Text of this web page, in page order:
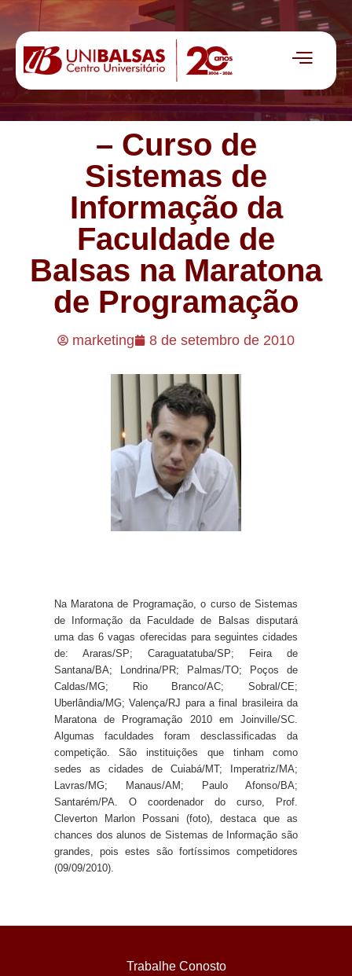
– Curso de
Sistemas de
Informação da
Faculdade de
Balsas na Maratona
de Programação
marketing 8 de setembro de 2010
Na Maratona de Programação, o curso de Sistemas
de Informação da Faculdade de Balsas disputará
uma das 6 vagas oferecidas para seguintes cidades
de: Araras/SP; Caraguatatuba/SP; Feira de
Santana/BA; Londrina/PR; Palmas/TO; Poços de
Caldas/MG; Rio Branco/AC; Sobral/CE;
Uberlândia/MG; Valença/RJ para a final brasileira da
Maratona de Programação 2010 em Joinville/SC.
Algumas faculdades foram desclassificadas da
competição. São instituições que tinham como
sedes as cidades de Cuiabá/MT; Imperatriz/MA;
Lavras/MG; Manaus/AM; Paulo Afonso/BA;
Santarém/PA. O coordenador do curso, Prof.
Cleverton Marlon Possani (foto), destaca que as
chances dos alunos de Sistemas de Informação são
grandes, pois estes são fortíssimos competidores
(09/09/2010).
Trabalhe Conosto